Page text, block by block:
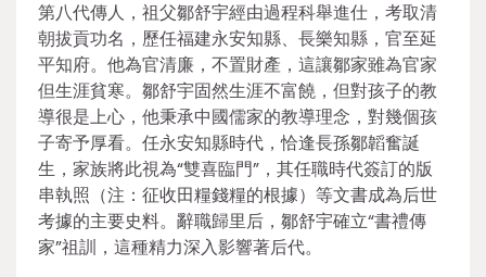
第八代傳人，祖父鄒舒宇經由過程科舉進仕，考取清
朝拔貢功名，歷任福建永安知縣、長樂知縣，官至延
平知府。他為官清廉，不置財產，這讓鄒家雖為官家
但生涯貧寒。鄒舒宇固然生涯不富饒，但對孩子的教
導很是上心，他秉承中國儒家的教導理念，對幾個孩
子寄予厚看。任永安知縣時代，恰逢長孫鄒韜奮誕
生，家族將此視為“雙喜臨門”，其任職時代簽訂的版
串執照（注：征收田糧錢糧的根據）等文書成為后世
考據的主要史料。辭職歸里后，鄒舒宇確立“書禮傳
家”祖訓，這種精力深入影響著后代。